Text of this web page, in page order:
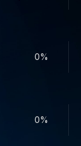
0%
0%